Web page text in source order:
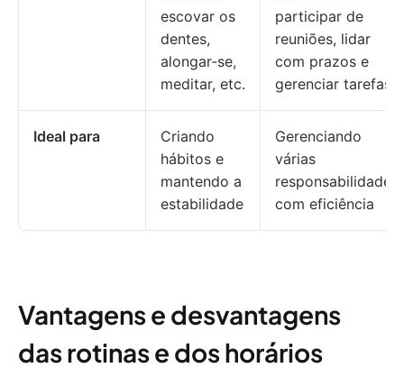
escovar os
dentes,
alongar-se,
meditar, etc.
participar de
reuniões, lidar
com prazos e
gerenciar tarefas
Ideal para
Criando
hábitos e
mantendo a
estabilidade
Gerenciando
várias
responsabilidades
com eficiência
Vantagens e desvantagens
das rotinas e dos horários